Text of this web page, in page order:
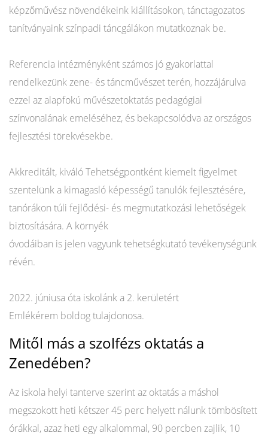
képzőművész növendékeink kiállításokon, tánctagozatos
tanítványaink színpadi táncgálákon mutatkoznak be.
Referencia intézményként számos jó gyakorlattal
rendelkezünk zene- és táncművészet terén, hozzájárulva
ezzel az alapfokú művészetoktatás pedagógiai
színvonalának emeléséhez, és bekapcsolódva az országos
fejlesztési törekvésekbe.
Akkreditált, kiváló Tehetségpontként kiemelt figyelmet
szentelünk a kimagasló képességű tanulók fejlesztésére,
tanórákon túli fejlődési- és megmutatkozási lehetőségek
biztosítására. A környék
óvodáiban is jelen vagyunk tehetségkutató tevékenységünk
révén.
2022. júniusa óta iskolánk a 2. kerületért
Emlékérem boldog tulajdonosa.
Mitől más a szolfézs oktatás a
Zenedében?
Az iskola helyi tanterve szerint az oktatás a máshol
megszokott heti kétszer 45 perc helyett nálunk tömbösített
órákkal, azaz heti egy alkalommal, 90 percben zajlik, 10